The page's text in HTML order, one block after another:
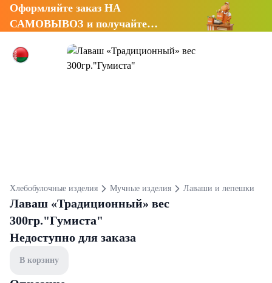
Оформляйте заказ НА
САМОВЫВОЗ и получайте
Хлебобулочные изделия Мучные изделия Лаваши и лепешки
Лаваш «Традиционный» вес
300гр."Гумиста"
Недоступно для заказа
В корзину